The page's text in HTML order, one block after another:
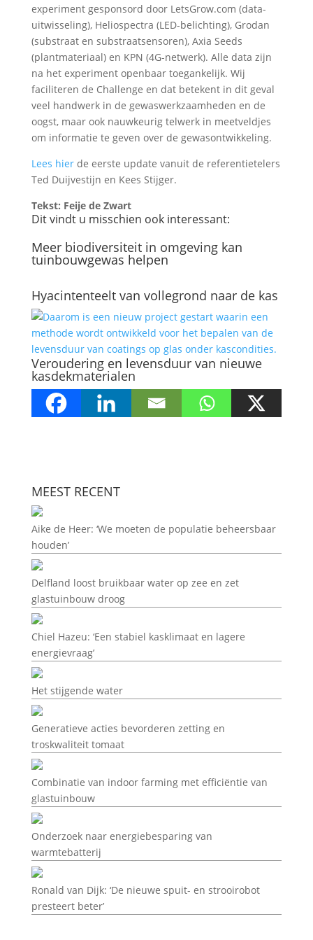
experiment gesponsord door LetsGrow.com (data-
uitwisseling), Heliospectra (LED-belichting), Grodan
(substraat en substraatsensoren), Axia Seeds
(plantmateriaal) en KPN (4G-netwerk). Alle data zijn
na het experiment openbaar toegankelijk. Wij
faciliteren de Challenge en dat betekent in dit geval
veel handwerk in de gewaswerkzaamheden en de
oogst, maar ook nauwkeurig telwerk in meetveldjes
om informatie te geven over de gewasontwikkeling.
Lees hierde eerste update vanuit de referentietelers
Ted Duijvestijn en Kees Stijger.
Tekst: Feije de Zwart
Dit vindt u misschien ook interessant:
Meer biodiversiteit in omgeving kan
tuinbouwgewas helpen
Hyacintenteelt van vollegrond naar de kas
Veroudering en levensduur van nieuwe
kasdekmaterialen
MEEST RECENT
Aike de Heer: ‘We moeten de populatie beheersbaar
houden’
Delfland loost bruikbaar water op zee en zet
glastuinbouw droog
Chiel Hazeu: ‘Een stabiel kasklimaat en lagere
energievraag’
Het stijgende water
Generatieve acties bevorderen zetting en
troskwaliteit tomaat
Combinatie van indoor farming met efficiëntie van
glastuinbouw
Onderzoek naar energiebesparing van
warmtebatterij
Ronald van Dijk: ‘De nieuwe spuit- en strooirobot
presteert beter’